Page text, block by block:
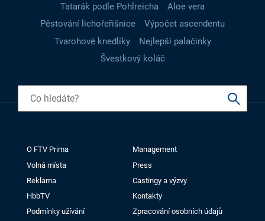
Tatarák podle Pohlreicha
Aloe vera
Pěstování lichořeřišnice
Výpočet ascendentu
Tvarohové knedlíky
Nejlepší palačinky
Švestkový koláč
O FTV Prima
Management
Volná místa
Press
Reklama
Castingy a výzvy
HbbTV
Kontakty
Podmínky užívání
Zpracování osobních údajů